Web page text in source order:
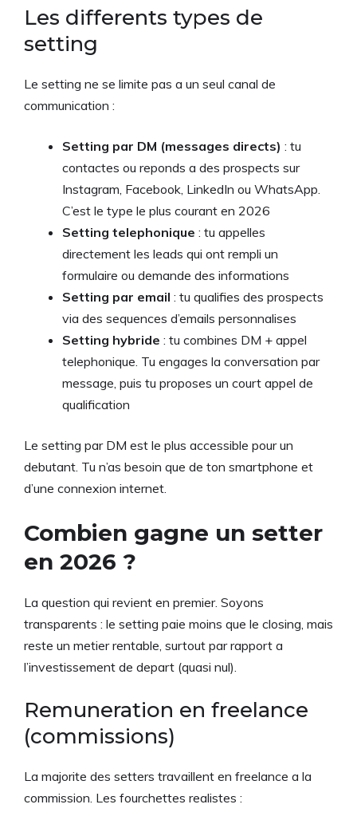
Les differents types de
setting
Le setting ne se limite pas a un seul canal de
communication :
Setting par DM (messages directs) : tu
contactes ou reponds a des prospects sur
Instagram, Facebook, LinkedIn ou WhatsApp.
C’est le type le plus courant en 2026
Setting telephonique : tu appelles
directement les leads qui ont rempli un
formulaire ou demande des informations
Setting par email : tu qualifies des prospects
via des sequences d’emails personnalises
Setting hybride : tu combines DM + appel
telephonique. Tu engages la conversation par
message, puis tu proposes un court appel de
qualification
Le setting par DM est le plus accessible pour un
debutant. Tu n’as besoin que de ton smartphone et
d’une connexion internet.
Combien gagne un setter
en 2026 ?
La question qui revient en premier. Soyons
transparents : le setting paie moins que le closing, mais
reste un metier rentable, surtout par rapport a
l’investissement de depart (quasi nul).
Remuneration en freelance
(commissions)
La majorite des setters travaillent en freelance a la
commission. Les fourchettes realistes :